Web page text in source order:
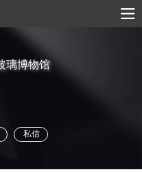
璃博物馆
私信